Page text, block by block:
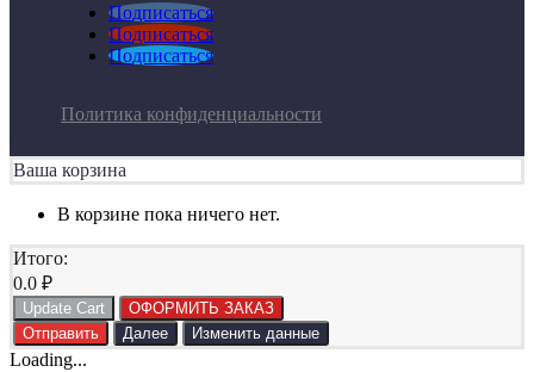
Подписаться
Подписаться
Подписаться
Политика конфиденциальности
Ваша корзина
В корзине пока ничего нет.
Итого:
0.0 ₽
Update Cart
ОФОРМИТЬ ЗАКАЗ
Отправить
Далее Изменить данные
Loading...